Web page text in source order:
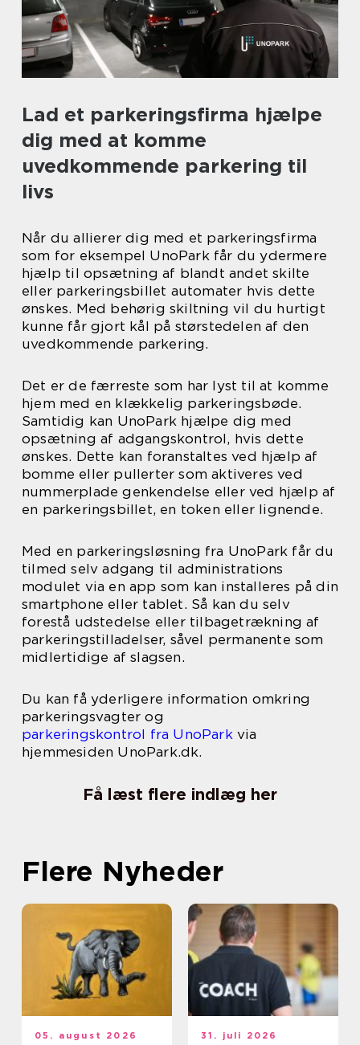
Lad et parkeringsfirma hjælpe
dig med at komme
uvedkommende parkering til
livs
Når du allierer dig med et parkeringsfirma
som for eksempel UnoPark får du ydermere
hjælp til opsætning af blandt andet skilte
eller parkeringsbillet automater hvis dette
ønskes. Med behørig skiltning vil du hurtigt
kunne får gjort kål på størstedelen af den
uvedkommende parkering.
Det er de færreste som har lyst til at komme
hjem med en klækkelig parkeringsbøde.
Samtidig kan UnoPark hjælpe dig med
opsætning af adgangskontrol, hvis dette
ønskes. Dette kan foranstaltes ved hjælp af
bomme eller pullerter som aktiveres ved
nummerplade genkendelse eller ved hjælp af
en parkeringsbillet, en token eller lignende.
Med en parkeringsløsning fra UnoPark får du
tilmed selv adgang til administrations
modulet via en app som kan installeres på din
smartphone eller tablet. Så kan du selv
forestå udstedelse eller tilbagetrækning af
parkeringstilladelser, såvel permanente som
midlertidige af slagsen.
Du kan få yderligere information omkring
parkeringsvagter og
parkeringskontrol fra UnoParkvia
hjemmesiden UnoPark.dk.
Få læst flere indlæg her
Flere Nyheder
05. august 2026 31. juli 2026